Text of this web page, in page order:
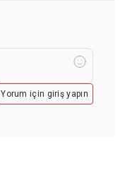
Yorum için giriş yapın